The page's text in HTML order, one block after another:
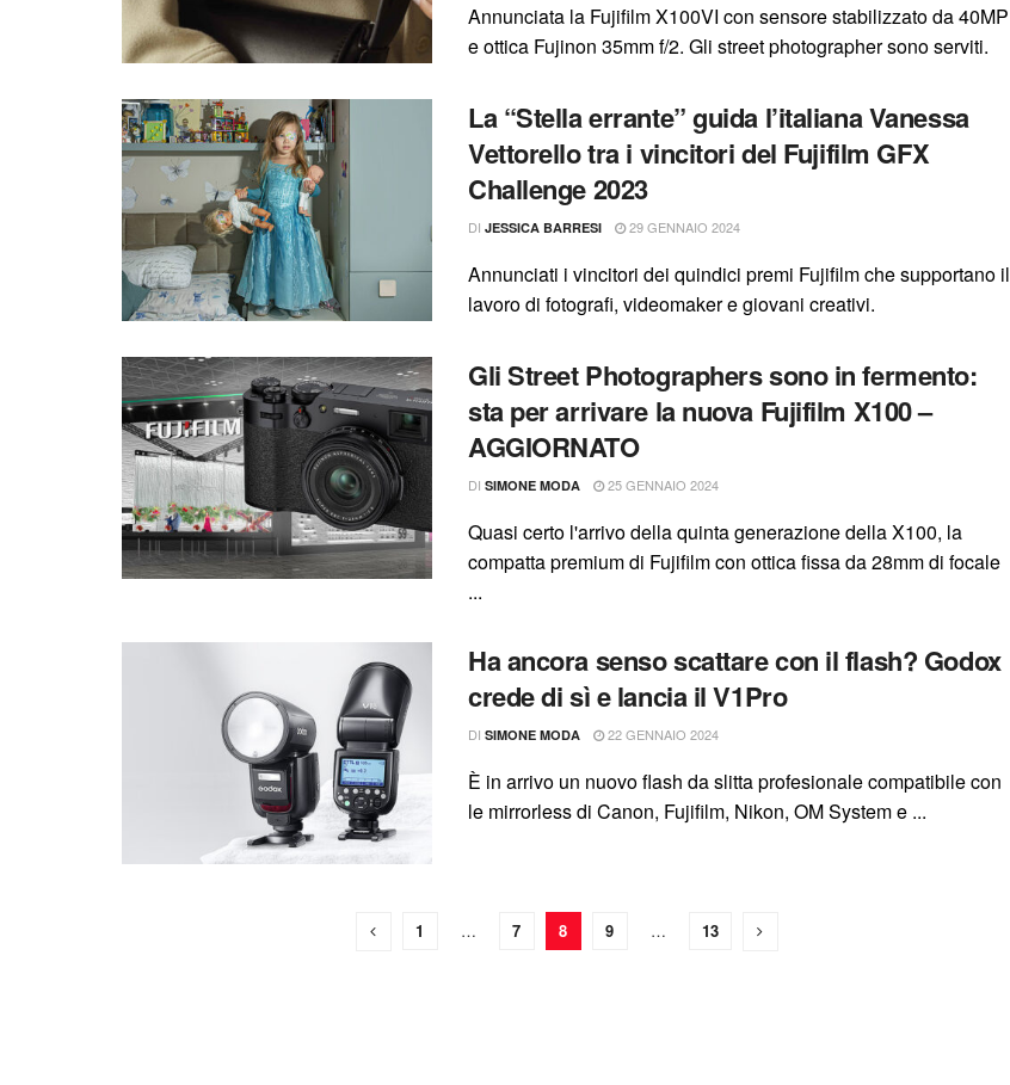
Annunciata la Fujifilm X100VI con sensore stabilizzato da 40MP
e ottica Fujinon 35mm f/2. Gli street photographer sono serviti.
La “Stella errante” guida l’italiana Vanessa
Vettorello tra i vincitori del Fujifilm GFX
Challenge 2023
DI JESSICA BARRESI 29 GENNAIO 2024
Annunciati i vincitori dei quindici premi Fujifilm che supportano il
lavoro di fotografi, videomaker e giovani creativi.
Gli Street Photographers sono in fermento:
sta per arrivare la nuova Fujifilm X100 –
AGGIORNATO
DI SIMONE MODA 25 GENNAIO 2024
Quasi certo l'arrivo della quinta generazione della X100, la
compatta premium di Fujifilm con ottica fissa da 28mm di focale
...
Ha ancora senso scattare con il flash? Godox
crede di sì e lancia il V1Pro
DI SIMONE MODA 22 GENNAIO 2024
È in arrivo un nuovo flash da slitta profesionale compatibile con
le mirrorless di Canon, Fujifilm, Nikon, OM System e ...
1 … 7 8 9 … 13